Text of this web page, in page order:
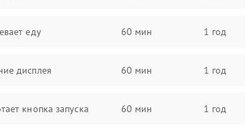
еду 60 мин 1 год
дисплея 60 мин 1 год
кнопка запуска 60 мин 1 год